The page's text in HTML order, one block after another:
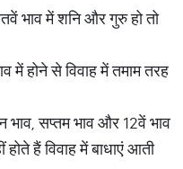
भाव में शनि और गुरु हो तो
में होने से विवाह में तमाम तरह
सप्तम भाव और 12वें भाव
हैं विवाह में बाधाएं आती